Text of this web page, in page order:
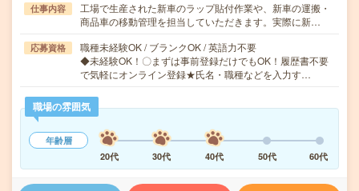
仕事内容
工場で生産された新車のラップ貼付作業や、新車の運搬・
商品車の移動管理を担当していただきます。実際に新…
応募資格
職種未経験OK / ブランクOK / 英語力不要
◆未経験OK！〇まずは事前登録だけでもOK！履歴書不要
で気軽にオンライン登録★氏名・職種などを入力す…
職場の雰囲気
年齢層
20代
30代 40代 50代 60代